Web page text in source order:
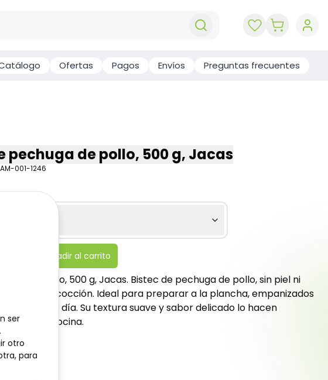
Ofertas Pagos Envíos Preguntas frecuentes
pechuga de pollo, 500 g, Jacas
001-1246
Añadir al carrito
de pollo, 500 g, Jacas. Bistec de pechuga de pollo, sin piel ni
de rápida cocción. Ideal para preparar a la plancha, empanizados
del día a día. Su textura suave y sabor delicado lo hacen
en la cocina.
ser
otro
para
ser
otro
para